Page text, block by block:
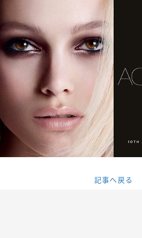
記事へ戻る